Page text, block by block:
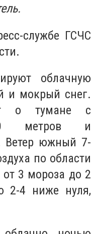
службе ГСЧС
облачную
и мокрый снег.
о тумане с
метров и
Ветер южный 7-
по области
3 мороза до 2
2-4 ниже нуля,